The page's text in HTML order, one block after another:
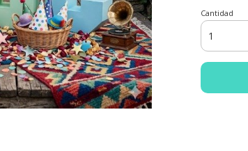
Cantidad